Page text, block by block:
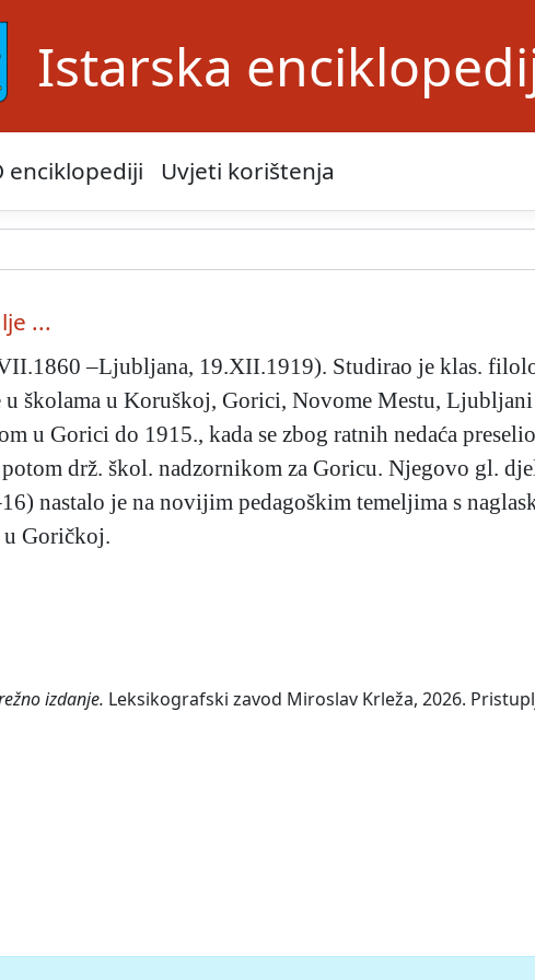
Istarska
enciklopediji Uvjeti korištenja
...
–Ljubljana, 19.XII.1919). Studirao je klas.
školama u Koruškoj, Gorici, Novome Mestu,
u Gorici do 1915., kada se zbog ratnih nedaća
drž. škol. nadzornikom za Goricu. Njegovo gl.
nastalo je na novijim pedagoškim temeljima s
u Goričkoj.
izdanje. Leksikografski zavod Miroslav Krleža, 2026.